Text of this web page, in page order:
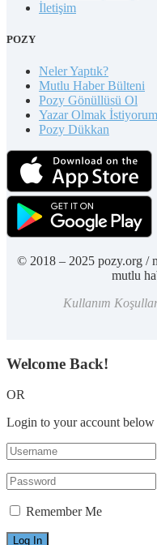
İletişim
POZY
Neler Yaptık?
Mutlu Haber Bülteni
Pozy Gönüllüsü Ol
Yazar Olmak İstiyorum
Pozy Dükkan
© 2018 – 2025 pozy.org /
mutlu
Kullanım
Welcome Back!
OR
Login to your account below
Remember Me